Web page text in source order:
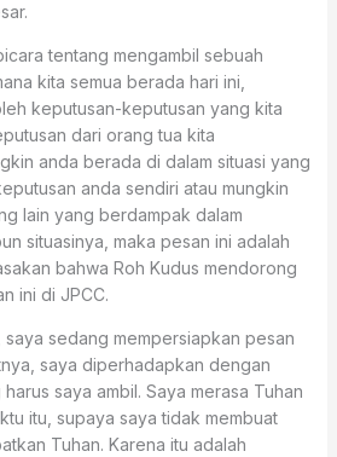
tentang mengambil sebuah
kita semua berada hari ini,
keputusan-keputusan yang kita
dari orang tua kita
anda berada di dalam situasi yang
anda sendiri atau mungkin
lain yang berdampak dalam
situasinya, maka pesan ini adalah
bahwa Roh Kudus mendorong
ini di JPCC.
sedang mempersiapkan pesan
saya diperhadapkan dengan
saya ambil. Saya merasa Tuhan
itu, supaya saya tidak membuat
Tuhan. Karena itu adalah